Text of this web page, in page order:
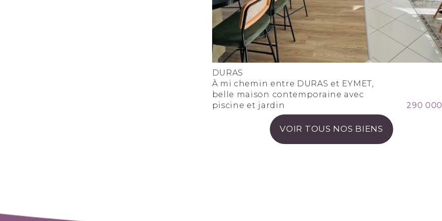
DURAS
À mi chemin entre DURAS et EYMET,
belle maison contemporaine avec
piscine et jardin
290
VOIR TOUS NOS BIENS